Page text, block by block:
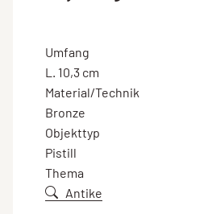
Umfang
L. 10,3 cm
Material/Technik
Bronze
Objekttyp
Pistill
Thema
Antike